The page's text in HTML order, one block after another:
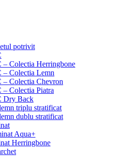
potrivit
– Colectia Herringbone
– Colectia Lemn
– Colectia Chevron
– Colectia Piatra
Dry Back
triplu stratificat
dublu stratificat
Aqua+
Herringbone